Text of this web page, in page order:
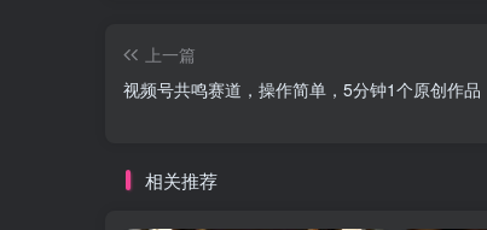
上一篇
视频号共鸣赛道，操作简单，5分钟1个原创作品
相关推荐